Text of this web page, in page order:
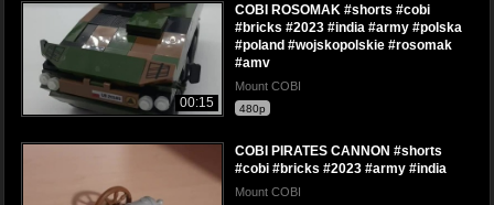
00:15
COBI ROSOMAK #shorts #cobi
#bricks #2023 #india #army #polska
#poland #wojskopolskie #rosomak
#amv
Mount COBI
480p
COBI PIRATES CANNON #shorts
#cobi #bricks #2023 #army #india
Mount COBI